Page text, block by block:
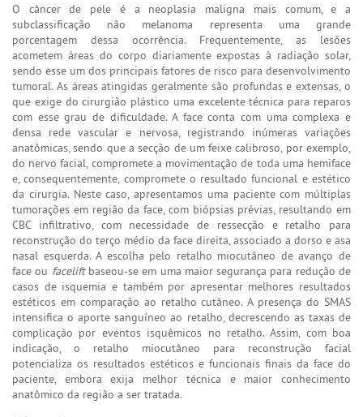
O câncer de pele é a neoplasia maligna mais comum, e a
subclassificação não melanoma representa uma grande
porcentagem dessa ocorrência. Frequentemente, as lesões
acometem áreas do corpo diariamente expostas à radiação solar,
sendo esse um dos principais fatores de risco para desenvolvimento
tumoral. As áreas atingidas geralmente são profundas e extensas, o
que exige do cirurgião plástico uma excelente técnica para reparos
com esse grau de dificuldade. A face conta com uma complexa e
densa rede vascular e nervosa, registrando inúmeras variações
anatômicas, sendo que a secção de um feixe calibroso, por exemplo,
do nervo facial, compromete a movimentação de toda uma hemiface
e, consequentemente, compromete o resultado funcional e estético
da cirurgia. Neste caso, apresentamos uma paciente com múltiplas
tumorações em região da face, com biópsias prévias, resultando em
CBC infiltrativo, com necessidade de ressecção e retalho para
reconstrução do terço médio da face direita, associado a dorso e asa
nasal esquerda. A escolha pelo retalho miocutâneo de avanço de
face ou faceliftbaseou-se em uma maior segurança para redução de
casos de isquemia e também por apresentar melhores resultados
estéticos em comparação ao retalho cutâneo. A presença do SMAS
intensifica o aporte sanguíneo ao retalho, decrescendo as taxas de
complicação por eventos isquêmicos no retalho. Assim, com boa
indicação, o retalho miocutâneo para reconstrução facial
potencializa os resultados estéticos e funcionais finais da face do
paciente, embora exija melhor técnica e maior conhecimento
anatômico da região a ser tratada.